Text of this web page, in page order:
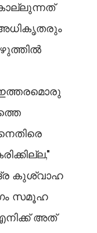
അധികൃതരും
കുശ്വാഹ
സമൂഹ
അത്